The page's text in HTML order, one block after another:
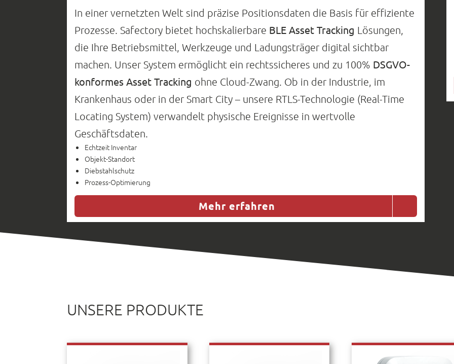
In einer vernetzten Welt sind präzise Positionsdaten die Basis für effiziente
Prozesse. Safectory bietet hochskalierbare BLE Asset Tracking Lösungen,
die Ihre Betriebsmittel, Werkzeuge und Ladungsträger digital sichtbar
machen. Unser System ermöglicht ein rechtssicheres und zu 100% DSGVO-
konformes Asset Tracking ohne Cloud-Zwang. Ob in der Industrie, im
Krankenhaus oder in der Smart City – unsere RTLS-Technologie (Real-Time
Locating System) verwandelt physische Ereignisse in wertvolle
Geschäftsdaten.
Echtzeit Inventar
Objekt-Standort
Diebstahlschutz
Prozess-Optimierung
Mehr erfahren
UNSERE PRODUKTE